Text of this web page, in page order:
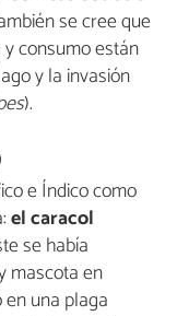
se cree que
consumo están
y la invasión
).
e Índico como
el caracol
se había
mascota en
una plaga